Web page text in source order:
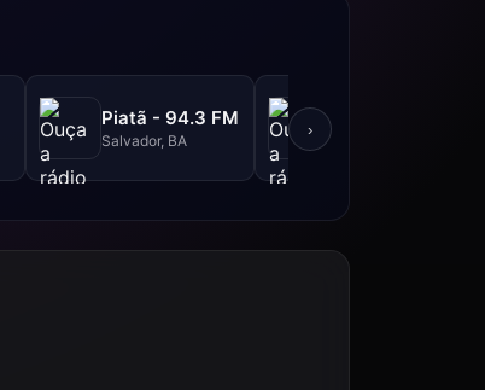
Piatã - 94.3 FM
Salvador, BA
101.3 FM
›